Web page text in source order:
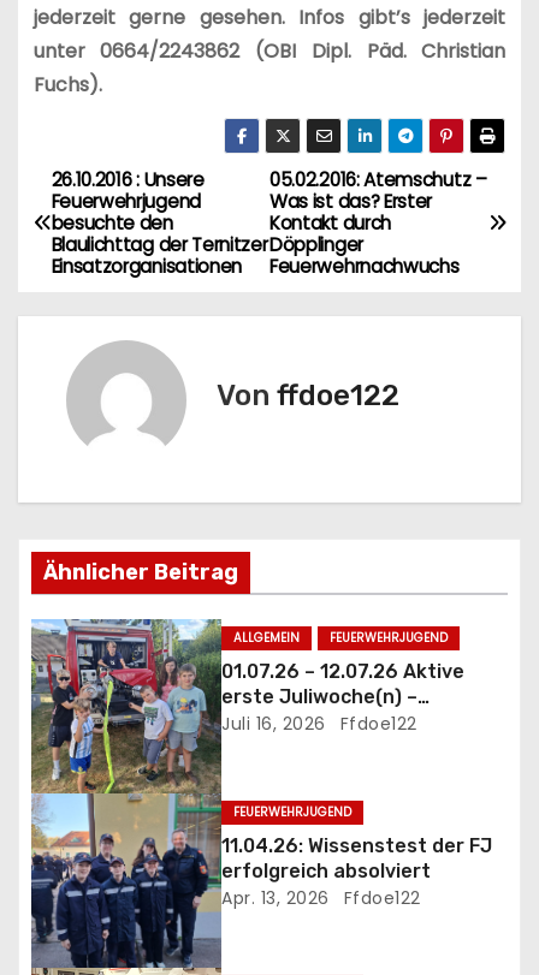
jederzeit gerne gesehen. Infos gibt’s jederzeit
unter 0664/2243862 (OBI Dipl. Päd. Christian
Fuchs).
B
e
g
s
n
a
v
i
g
a
t
i
05.02.2016: Atemschutz –
Was ist das? Erster
Kontakt durch
Döpplinger
Feuerwehrnachwuchs
26.10.2016 : Unsere
Feuerwehrjugend
besuchte den
Blaulichttag der Ternitzer
Einsatzorganisationen
Von ffdoe122
Ähnlicher Beitrag
ALLGEMEIN FEUERWEHRJUGEND
01.07.26 – 12.07.26 Aktive
erste Juliwoche(n) –
mittendrinn statt nur dabei
Juli 16, 2026 Ffdoe122
FEUERWEHRJUGEND
11.04.26: Wissenstest der FJ
erfolgreich absolviert
Apr. 13, 2026 Ffdoe122